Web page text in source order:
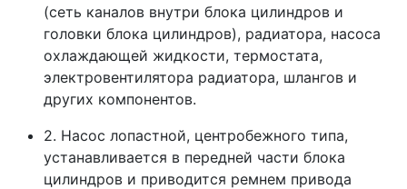
(сеть каналов внутри блока цилиндров и
головки блока цилиндров), радиатора, насоса
охлаждающей жидкости, термостата,
электровентилятора радиатора, шлангов и
других компонентов.
2. Насос лопастной, центробежного типа,
устанавливается в передней части блока
цилиндров и приводится ремнем привода